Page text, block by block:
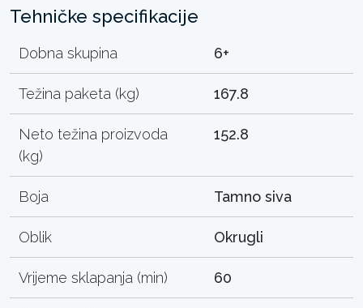
Tehničke specifikacije
Dobna skupina 6+
Težina paketa (kg) 167.8
Neto težina proizvoda
(kg)
152.8
Boja Tamno siva
Oblik Okrugli
Vrijeme sklapanja (min) 60